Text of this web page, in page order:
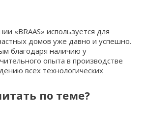
«BRAAS» используется для
домов уже давно и успешно.
благодаря наличию у
опыта в производстве
всех технологических
по теме?